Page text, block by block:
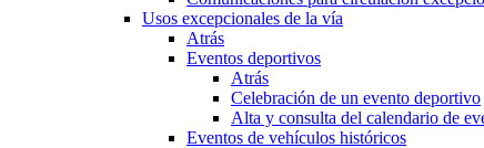
Usos excepcionales de la vía
Atrás
Eventos deportivos
Atrás
Celebración de un evento deportivo
Alta y consulta del calendario de
Eventos de vehículos históricos